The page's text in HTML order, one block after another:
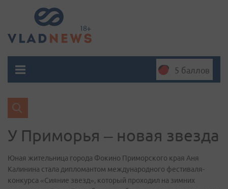
5 баллов
У Приморья – новая звезда
Юная жительница города Фокино Приморского края Аня
Калинина стала дипломантом международного фестиваля-
конкурса «Сияние звезд», который проходил на зимних